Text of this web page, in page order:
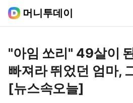
머니투데이
"아임 쏘리" 49살이
빠져라 뛰었던 엄마,
[뉴스속오늘]